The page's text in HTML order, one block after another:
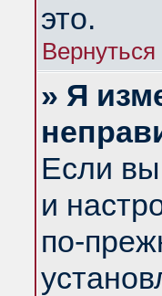
это.
» Я
Если вы
и
по-